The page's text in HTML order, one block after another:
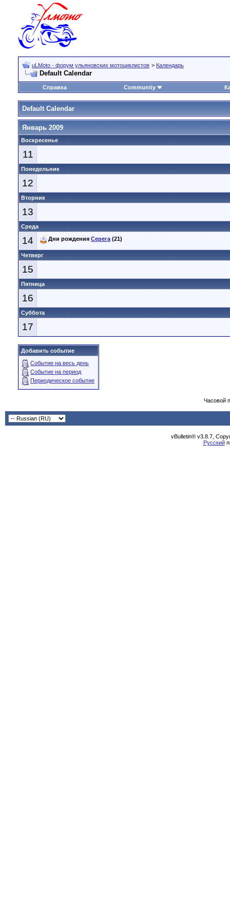
uLMoto - форум ульяновских мотоциклистов > Календарь
Default Calendar
Справка Community
Default Calendar
Январь 2009
Воскресенье
11
Понедельник
12
Вторник
13
Среда
14 Дни рождения Серега(21)
Четверг
15
Пятница
16
Суббота
17
Добавить событие
Событие на весь день
Событие на период
Периодическое событие
Часовой
vBulletin® v3.8.7,
Русский